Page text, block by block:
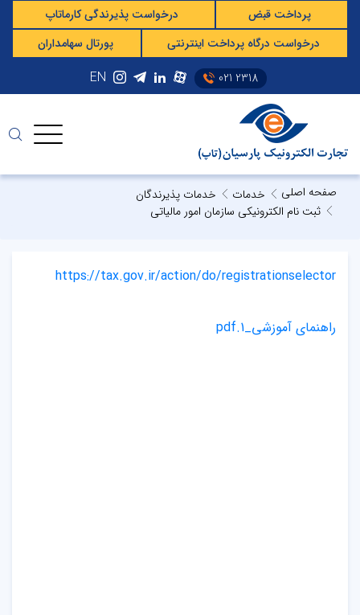
پرداخت قبض
درخواست پذیرندگی کارماتاپ
درخواست درگاه پرداخت اینترنتی
پورتال سهامداران
EN 021 2318
صفحه اصلی خدمات
خدمات پذیرندگان
ثبت نام الکترونیکی سازمان امور مالیاتی
https://tax.gov.ir/action/do/registrationselector
راهنمای آموزشی_1.pdf